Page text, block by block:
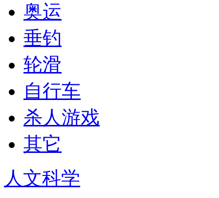
奥运
垂钓
轮滑
自行车
杀人游戏
其它
人文科学